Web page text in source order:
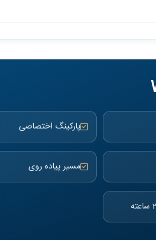
پارکینگ اختصاصی
مسیر پیاده روی